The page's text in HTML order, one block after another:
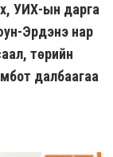
УИХ-ын дарга
Эрдэнэ нар
төрийн
далбаагаа